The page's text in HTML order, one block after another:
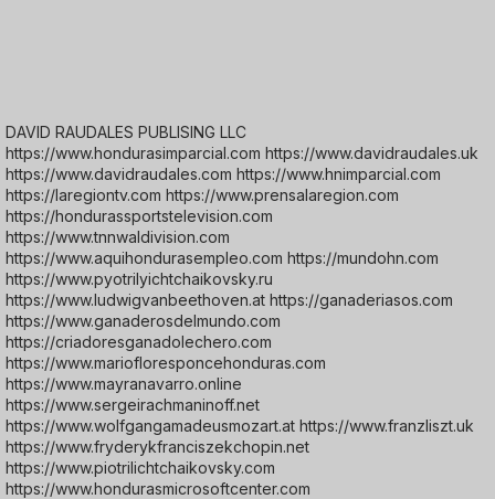
DAVID RAUDALES PUBLISING LLC
https://www.hondurasimparcial.com https://www.davidraudales.uk
https://www.davidraudales.com https://www.hnimparcial.com
https://laregiontv.com https://www.prensalaregion.com
https://hondurassportstelevision.com
https://www.tnnwaldivision.com
https://www.aquihondurasempleo.com https://mundohn.com
https://www.pyotrilyichtchaikovsky.ru
https://www.ludwigvanbeethoven.at https://ganaderiasos.com
https://www.ganaderosdelmundo.com
https://criadoresganadolechero.com
https://www.mariofloresponcehonduras.com
https://www.mayranavarro.online
https://www.sergeirachmaninoff.net
https://www.wolfgangamadeusmozart.at https://www.franzliszt.uk
https://www.fryderykfranciszekchopin.net
https://www.piotrilichtchaikovsky.com
https://www.hondurasmicrosoftcenter.com